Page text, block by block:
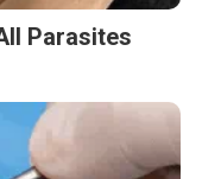
Parasites